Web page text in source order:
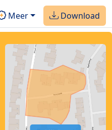
Meer Download